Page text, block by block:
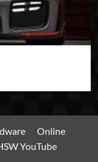
Online
YouTube